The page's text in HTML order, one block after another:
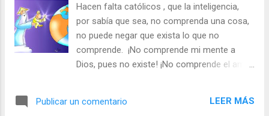
simples simpatizantes, somos miembros de
la Iglesia, no esclavos. Y Dios, Cristo y la
Iglesia quieren que seamos personas
maduras y con un estilo de vida envidiable.
¿Es usted prudente, pero valiente? ¿Es usted
Lecturas del Día (+ Leer ). | Evangelio y
Hacen falta católicos , que la inteligencia,
por sabía que sea, no comprenda una cosa,
no puede negar que exista lo que no
comprende. ¡No comprende mi mente a
Dios, pues no existe! ¡No comprende el amor
racional. “Amad a vuestros enemigos;
Publicar un comentario LEER MÁS